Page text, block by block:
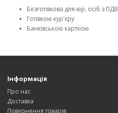
Безготівкова для юр. осіб з ПДВ
Готівкою кур'єру
Банківською карткою
Інформація
Про нас
Доставка
Повернення товарів